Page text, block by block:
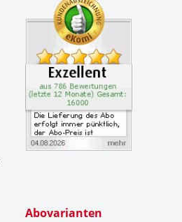
Abovarianten